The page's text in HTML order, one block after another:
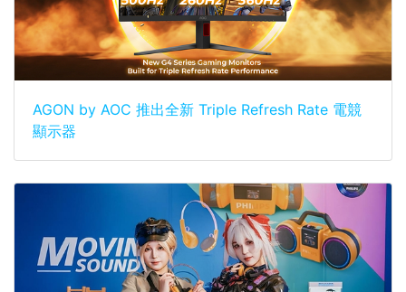
AGON by AOC 推出全新 Triple Refresh Rate 電競
顯示器